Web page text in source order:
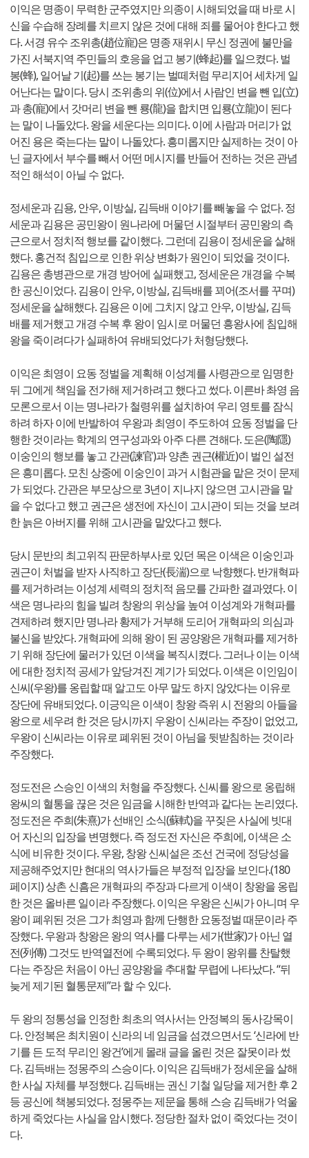
이익은 명종이 무력한 군주였지만 의종이 시해되었을 때 바로 시
신을 수습해 장례를 치르지 않은 것에 대해 죄를 물어야 한다고 했
다. 서경 유수 조위총(趙位寵)은 명종 재위시 무신 정권에 불만을
가진 서북지역 주민들의 호응을 업고 봉기(蜂起)를 일으켰다. 벌
봉(蜂), 일어날 기(起)를 쓰는 봉기는 벌떼처럼 무리지어 세차게 일
어난다는 말이다. 당시 조위총의 위(位)에서 사람인 변을 뺀 입(立)
과 총(寵)에서 갓머리 변을 뺀 룡(龍)을 합치면 입룡(立龍)이 된다
는 말이 나돌았다. 왕을 세운다는 의미다. 이에 사람과 머리가 없
어진 용은 죽는다는 말이 나돌았다. 흥미롭지만 실제하는 것이 아
닌 글자에서 부수를 빼서 어떤 메시지를 반들어 전하는 것은 관념
적인 해석이 아닐 수 없다.
정세운과 김용, 안우, 이방실, 김득배 이야기를 빼놓을 수 없다. 정
세운과 김용은 공민왕이 원나라에 머물던 시절부터 공민왕의 측
근으로서 정치적 행보를 같이했다. 그런데 김용이 정세운을 살해
했다. 홍건적 침입으로 인한 위상 변화가 원인이 되었을 것이다.
김용은 총병관으로 개경 방어에 실패했고, 정세운은 개경을 수복
한 공신이었다. 김용이 안우, 이방실, 김득배를 꾀어(조서를 꾸며)
정세운을 살해했다. 김용은 이에 그치지 않고 안우, 이방실, 김득
배를 제거했고 개경 수복 후 왕이 임시로 머물던 흥왕사에 침입해
왕을 죽이려다가 실패하여 유배되었다가 처형당했다.
이익은 최영이 요동 정벌을 계획해 이성계를 사령관으로 임명한
뒤 그에게 책임을 전가해 제거하려고 했다고 썼다. 이른바 촤영 음
모론으로서 이는 명나라가 철령위를 설치하여 우리 영토를 잠식
하려 하자 이에 반발하여 우왕과 최영이 주도하여 요동 정벌을 단
행한 것이라는 학계의 연구성과와 아주 다른 견해다. 도은(陶隱)
이숭인의 행보를 놓고 간관(諫官)과 양촌 권근(權近)이 벌인 설전
은 흥미롭다. 모친 상중에 이숭인이 과거 시험관을 맡은 것이 문제
가 되었다. 간관은 부모상으로 3년이 지나지 않으면 고시관을 맡
을 수 없다고 했고 권근은 생전에 자신이 고시관이 되는 것을 보려
한 늙은 아버지를 위해 고시관을 맡았다고 했다.
당시 문반의 최고위직 판문하부사로 있던 목은 이색은 이숭인과
권근이 처벌을 받자 사직하고 장단(長湍)으로 낙향했다. 반개혁파
를 제거하려는 이성계 세력의 정치적 음모를 간파한 결과였다. 이
색은 명나라의 힘을 빌려 창왕의 위상을 높여 이성계와 개혁파를
견제하려 했지만 명나라 황제가 거부해 도리어 개혁파의 의심과
불신을 받았다. 개혁파에 의해 왕이 된 공양왕은 개혁파를 제거하
기 위해 장단에 물러가 있던 이색을 복직시켰다. 그러나 이는 이색
에 대한 정치적 공세가 앞당겨진 계기가 되었다. 이색은 이인임이
신씨(우왕)를 옹립할 때 알고도 아무 말도 하지 않았다는 이유로
장단에 유배되었다. 이긍익은 이색이 창왕 즉위 시 전왕의 아들을
왕으로 세우려 한 것은 당시까지 우왕이 신씨라는 주장이 없었고,
우왕이 신씨라는 이유로 폐위된 것이 아님을 뒷받침하는 것이라
주장했다.
정도전은 스승인 이색의 처형을 주장했다. 신씨를 왕으로 옹립해
왕씨의 혈통을 끊은 것은 임금을 시해한 반역과 같다는 논리였다.
정도전은 주희(朱熹)가 선배인 소식(蘇軾)을 꾸짖은 사실에 빗대
어 자신의 입장을 변명했다. 즉 정도전 자신은 주희에, 이색은 소
식에 비유한 것이다. 우왕, 창왕 신씨설은 조선 건국에 정당성을
제공해주었지만 현대의 역사가들은 부정적 입장을 보인다.(180
페이지) 상촌 신흠은 개혁파의 주장과 다르게 이색이 창왕을 옹립
한 것은 올바른 일이라 주장했다. 이익은 우왕은 신씨가 아니며 우
왕이 폐위된 것은 그가 최영과 함께 단행한 요동정벌 때문이라 주
장했다. 우왕과 창왕은 왕의 역사를 다루는 세가(世家)가 아닌 열
전(列傳) 그것도 반역열전에 수록되었다. 두 왕이 왕위를 찬탈했
다는 주장은 처음이 아닌 공양왕을 추대할 무렵에 나타났다. “뒤
늦게 제기된 혈통문제”라 할 수 있다.
두 왕의 정통성을 인정한 최초의 역사서는 안정복의 동사강목이
다. 안정복은 최치원이 신라의 네 임금을 섬겼으면서도 ‘신라에 반
기를 든 도적 무리인 왕건’에게 몰래 글을 올린 것은 잘못이라 썼
다. 김득배는 정몽주의 스승이다. 이익은 김득배가 정세운을 살해
한 사실 자체를 부정했다. 김득배는 권신 기철 일당을 제거한 후 2
등 공신에 책봉되었다. 정몽주는 제문을 통해 스승 김득배가 억울
하게 죽었다는 사실을 암시했다. 정당한 절차 없이 죽었다는 것이
다.